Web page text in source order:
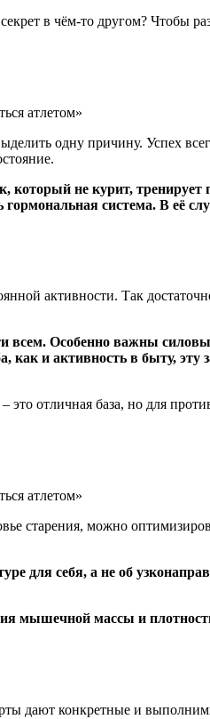
в чём-то другом? Чтобы
одну причину. Успех
который не курит, тренирует
система. В её
активности. Так
всем. Особенно важны
и активность в быту, эту
отличная база, но для
старения, можно
для себя, а не об
мышечной массы и
дают конкретные и